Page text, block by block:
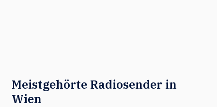
Meistgehörte Radiosender in
Wien